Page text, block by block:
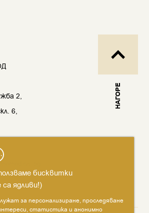
бисквитки
са ядливи!)
за персонализиране, проследяване
статистика и анонимно
2,
6,
НАГОРЕ